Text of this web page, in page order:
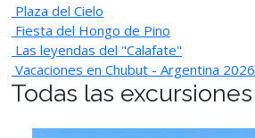
Plaza del Cielo
Fiesta del Hongo de Pino
Las leyendas del "Calafate"
Vacaciones en Chubut - Argentina 2026
Todas las excursiones